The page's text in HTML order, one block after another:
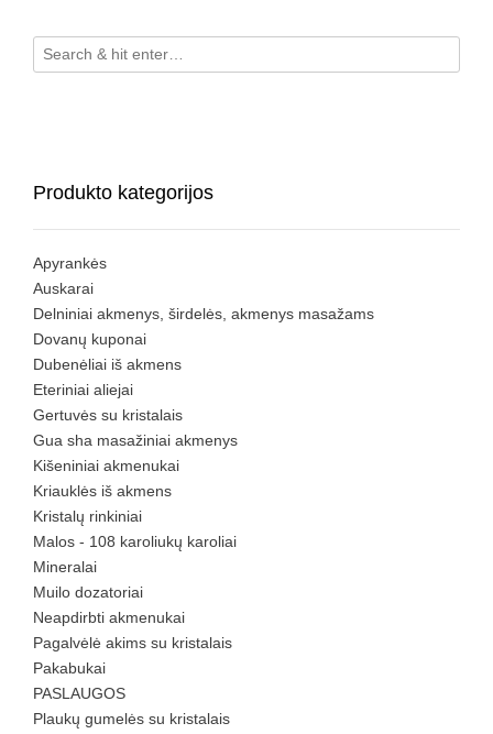
Produkto kategorijos
Apyrankės
Auskarai
Delniniai akmenys, širdelės, akmenys masažams
Dovanų kuponai
Dubenėliai iš akmens
Eteriniai aliejai
Gertuvės su kristalais
Gua sha masažiniai akmenys
Kišeniniai akmenukai
Kriauklės iš akmens
Kristalų rinkiniai
Malos - 108 karoliukų karoliai
Mineralai
Muilo dozatoriai
Neapdirbti akmenukai
Pagalvėlė akims su kristalais
Pakabukai
PASLAUGOS
Plaukų gumelės su kristalais